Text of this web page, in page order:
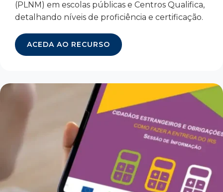
(PLNM) em escolas públicas e Centros Qualifica,
detalhando níveis de proficiência e certificação.
ACEDA AO RECURSO